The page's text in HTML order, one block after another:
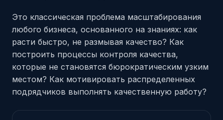
Это классическая проблема масштабирования
любого бизнеса, основанного на знаниях: как
расти быстро, не размывая качество? Как
построить процессы контроля качества,
которые не становятся бюрократическим узким
местом? Как мотивировать распределенных
подрядчиков выполнять качественную работу?